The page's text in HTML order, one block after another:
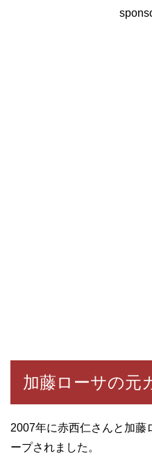
加藤ローサの元
2007年に赤西仁さんと加藤
ープされました。